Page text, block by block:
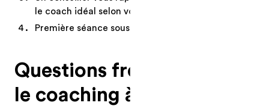
le coach idéal selon vos objectifs
Première séance sous 48h
Questions fréquentes sur
le coaching à Toulouse